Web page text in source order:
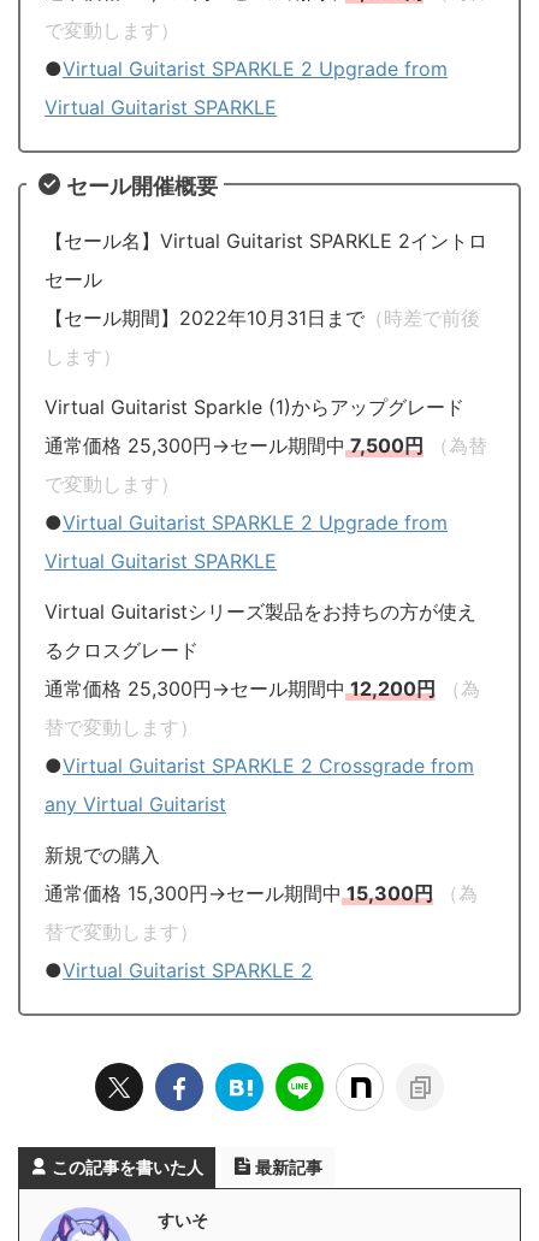
で変動します）
●Virtual Guitarist SPARKLE 2 Upgrade from
Virtual Guitarist SPARKLE
セール開催概要
【セール名】Virtual Guitarist SPARKLE 2イントロ
セール
【セール期間】2022年10月31日まで （時差で前後
します）
Virtual Guitarist Sparkle (1)からアップグレード
通常価格 25,300円→セール期間中7,500円
（為替
で変動します）
●Virtual Guitarist SPARKLE 2 Upgrade from
Virtual Guitarist SPARKLE
Virtual Guitaristシリーズ製品をお持ちの方が使え
るクロスグレード
通常価格 25,300円→セール期間中12,200円
（為
替で変動します）
●Virtual Guitarist SPARKLE 2 Crossgrade from
any Virtual Guitarist
新規での購入
通常価格 15,300円→セール期間中15,300円
（為
替で変動します）
●Virtual Guitarist SPARKLE 2
この記事を書いた人 最新記事
すいそ